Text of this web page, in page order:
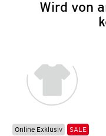
Wird von
Online Exklusiv
SALE